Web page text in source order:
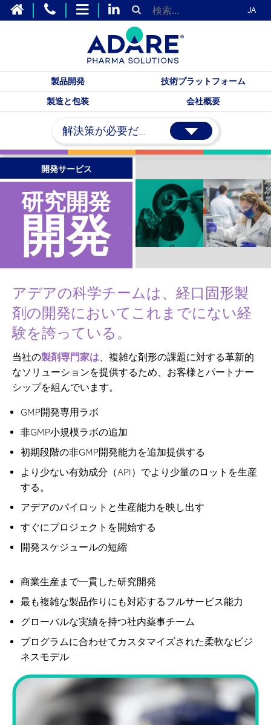
JA
製品開発
技術プラットフォーム
製造と包装
会社概要
解決策が必要だ...
開発サービス
研究開発
開発
アデアの科学チームは、経口固形製
剤の開発においてこれまでにない経
験を誇っている。
当社の製剤専門家は、複雑な剤形の課題に対する革新的
なソリューションを提供するため、お客様とパートナー
シップを組んでいます。
GMP開発専用ラボ
非GMP小規模ラボの追加
初期段階の非GMP開発能力を追加提供する
より少ない有効成分（API）でより少量のロットを生産
する。
アデアのパイロットと生産能力を映し出す
すぐにプロジェクトを開始する
開発スケジュールの短縮
商業生産まで一貫した研究開発
最も複雑な製品作りにも対応するフルサービス能力
グローバルな実績を持つ社内薬事チーム
プログラムに合わせてカスタマイズされた柔軟なビジ
ネスモデル